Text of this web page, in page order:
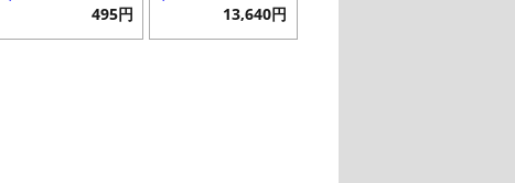
495円 13,640円